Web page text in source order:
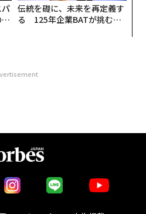
伝統を礎に、未来を再定義す
る 125年企業BATが挑むス